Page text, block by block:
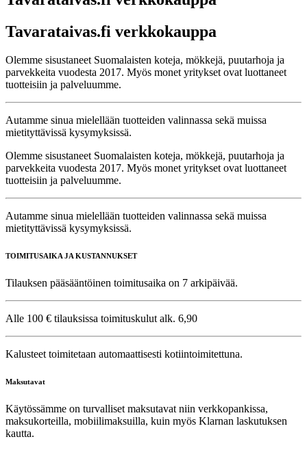
Tavarataivas.fi verkkokauppa
Olemme sisustaneet Suomalaisten koteja, mökkejä, puutarhoja ja
parvekkeita vuodesta 2017. Myös monet yritykset ovat luottaneet
tuotteisiin ja palveluumme.
Autamme sinua mielellään tuotteiden valinnassa sekä muissa
mietityttävissä kysymyksissä.
Olemme sisustaneet Suomalaisten koteja, mökkejä, puutarhoja ja
parvekkeita vuodesta 2017. Myös monet yritykset ovat luottaneet
tuotteisiin ja palveluumme.
Autamme sinua mielellään tuotteiden valinnassa sekä muissa
mietityttävissä kysymyksissä.
TOIMITUSAIKA JA KUSTANNUKSET
Tilauksen pääsääntöinen toimitusaika on 7 arkipäivää.
Alle 100 € tilauksissa toimituskulut alk. 6,90
Kalusteet toimitetaan automaattisesti kotiintoimitettuna.
Maksutavat
Käytössämme on turvalliset maksutavat niin verkkopankissa,
maksukorteilla, mobiilimaksuilla, kuin myös Klarnan laskutuksen
kautta.